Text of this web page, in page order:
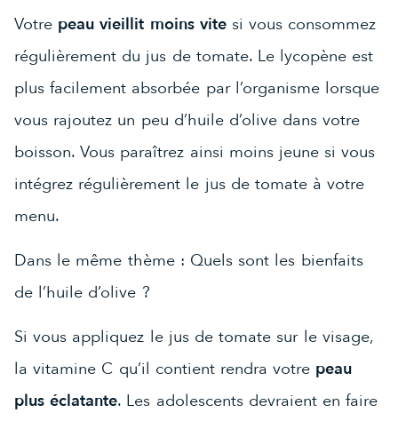
Votre peau vieillit moins vitesi vous consommez
régulièrement du jus de tomate. Le lycopène est
plus facilement absorbée par l’organisme lorsque
vous rajoutez un peu d’huile d’olive dans votre
boisson. Vous paraîtrez ainsi moins jeune si vous
intégrez régulièrement le jus de tomate à votre
menu.
Dans le même thème : Quels sont les bienfaits
de l’huile d’olive ?
Si vous appliquez le jus de tomate sur le visage,
la vitamine C qu’il contient rendra votre peau
plus éclatante. Les adolescents devraient en faire